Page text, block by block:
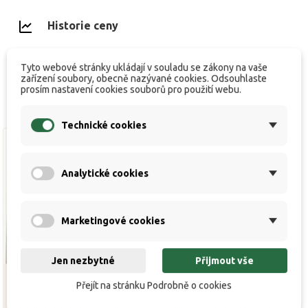
Historie ceny
Tyto webové stránky ukládají v souladu se zákony na vaše
zařízení soubory, obecně nazývané cookies. Odsouhlaste
prosím nastavení cookies souborů pro použití webu.
Technické cookies
Analytické cookies
Marketingové cookies
Jen nezbytné Přijmout vše
Přejít na stránku Podrobně o cookies